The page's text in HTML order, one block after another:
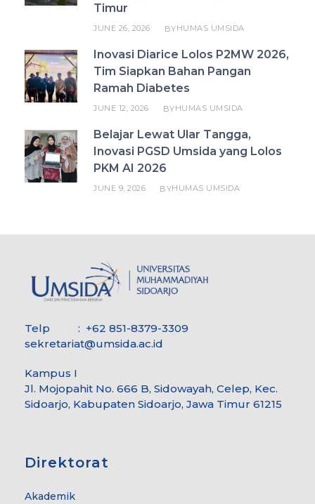
Timur
JUNE 26, 2026 BYHUMAS UMSIDA
Inovasi Diarice Lolos P2MW 2026,
Tim Siapkan Bahan Pangan
Ramah Diabetes
JUNE 12, 2026 BYHUMAS UMSIDA
Belajar Lewat Ular Tangga,
Inovasi PGSD Umsida yang Lolos
PKM AI 2026
JUNE 9, 2026 BYHUMAS UMSIDA
Telp : +62 851-8379-3309
sekretariat@umsida.ac.id
Kampus I
Jl. Mojopahit No. 666 B, Sidowayah, Celep, Kec.
Sidoarjo, Kabupaten Sidoarjo, Jawa Timur 61215
Direktorat
Akademik